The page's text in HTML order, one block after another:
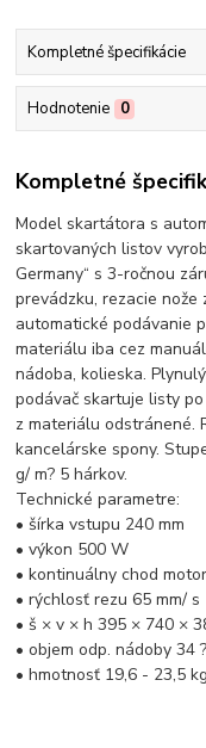
Kompletné špecifikácie
Hodnotenie 0
Kompletné
Model skartátora s
skartovaných listov
Germany“ s 3-ročnou
prevádzku, rezacie
automatické podávanie
materiálu iba cez
nádoba, kolieska.
podávač skartuje listy
z materiálu odstránené.
kancelárske spony.
g/ m? 5 hárkov.
Technické parametre:
• šírka vstupu 240 mm
• výkon 500 W
• kontinuálny chod
• rýchlosť rezu 65 mm/ s
• š × v × h 395 × 740 ×
• objem odp. nádoby 34 ?
• hmotnosť 19,6 - 23,5